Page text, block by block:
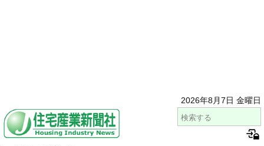
2026年8月7日 金曜日